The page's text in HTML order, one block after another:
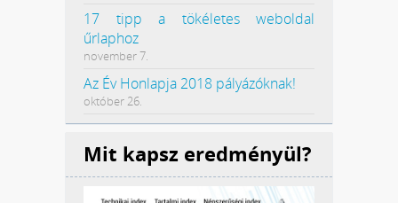
17 tipp a tökéletes weboldal
űrlaphoz
november 7.
Az Év Honlapja 2018 pályázóknak!
október 26.
Mit kapsz eredményül?